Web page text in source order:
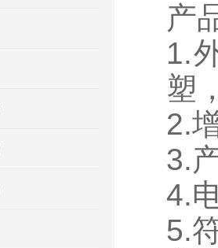
产
1.
塑
2.
3.
4.
5.